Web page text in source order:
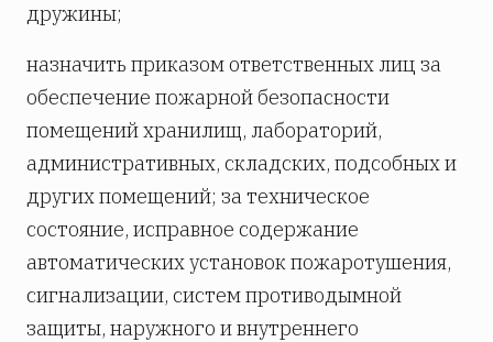
дружины;
назначить приказом ответственных лиц за
обеспечение пожарной безопасности
помещений хранилищ, лабораторий,
административных, складских, подсобных и
других помещений; за техническое
состояние, исправное содержание
автоматических установок пожаротушения,
сигнализации, систем противодымной
защиты, наружного и внутреннего